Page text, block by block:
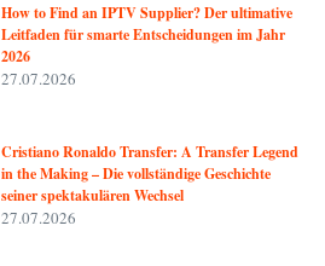
How to Find an IPTV Supplier? Der ultimative
Leitfaden für smarte Entscheidungen im Jahr
2026
27.07.2026
Cristiano Ronaldo Transfer: A Transfer Legend
in the Making – Die vollständige Geschichte
seiner spektakulären Wechsel
27.07.2026